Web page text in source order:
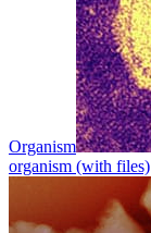
Organism
organism (with files)